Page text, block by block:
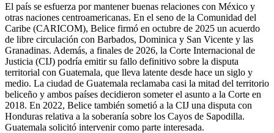
El país se esfuerza por mantener buenas relaciones con México y
otras naciones centroamericanas. En el seno de la Comunidad del
Caribe (CARICOM), Belice firmó en octubre de 2025 un acuerdo
de libre circulación con Barbados, Dominica y San Vicente y las
Granadinas. Además, a finales de 2026, la Corte Internacional de
Justicia (CIJ) podría emitir su fallo definitivo sobre la disputa
territorial con Guatemala, que lleva latente desde hace un siglo y
medio. La ciudad de Guatemala reclamaba casi la mitad del territorio
beliceño y ambos países decidieron someter el asunto a la Corte en
2018. En 2022, Belice también sometió a la CIJ una disputa con
Honduras relativa a la soberanía sobre los Cayos de Sapodilla.
Guatemala solicitó intervenir como parte interesada.